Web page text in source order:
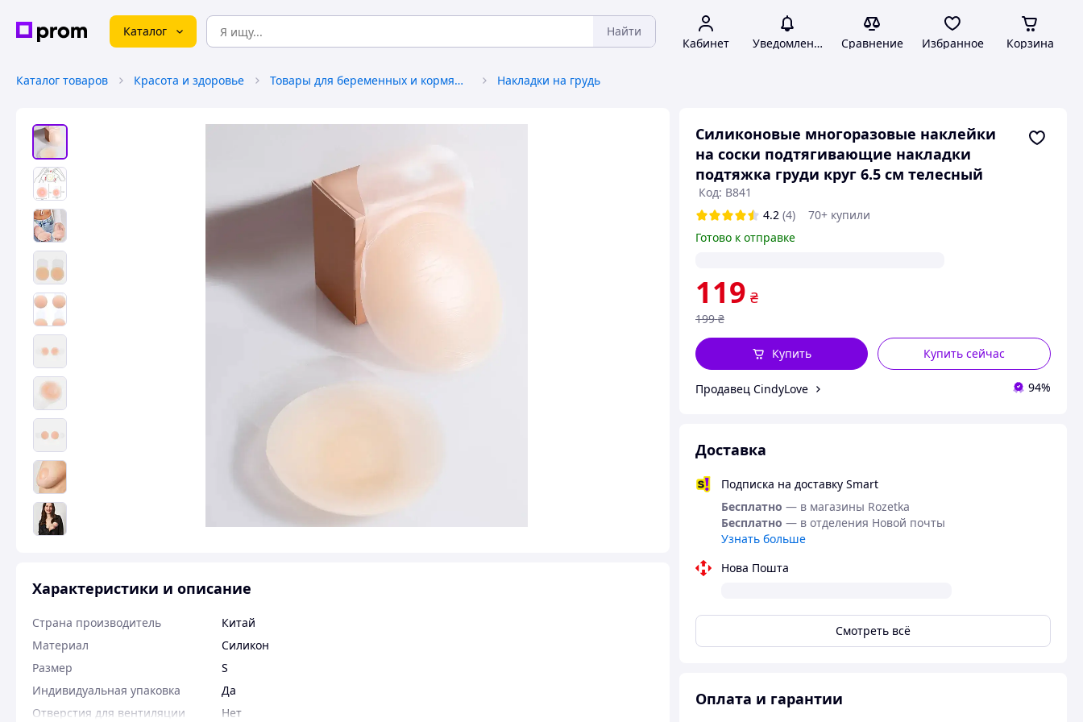
Каталог Найти
Кабинет Уведомления Сравнение Избранное Корзина
Каталог товаров Красота и здоровье Товары для беременных и кормящих Накладки на грудь
Силиконовые многоразовые наклейки
на соски подтягивающие накладки
подтяжка груди круг 6.5 см телесный
Код: B841
4.2 (4)
70+ купили
Готово к отправке
119 ₴
199 ₴
Купить сейчас
Купить
Продавец CindyLove 94%
Доставка
Подписка на доставку Smart
Бесплатно — в магазины Rozetka
Бесплатно — в отделения Новой почты
Узнать больше
Нова Пошта
Смотреть всё
Оплата и гарантии
Характеристики и описание
Страна производитель
Китай
Материал
Силикон
Размер
S
Индивидуальная упаковка
Да
Отверстия для вентиляции
Нет